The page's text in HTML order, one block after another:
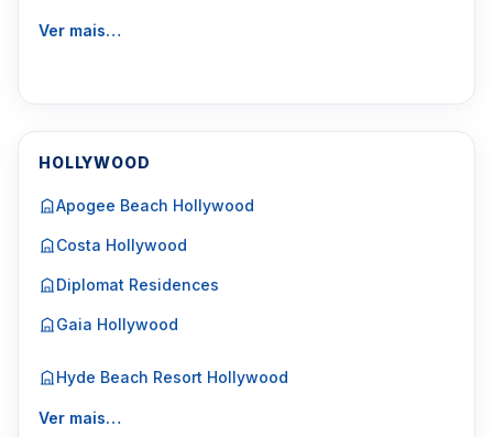
Ver mais…
HOLLYWOOD
Apogee Beach Hollywood
Costa Hollywood
Diplomat Residences
Gaia Hollywood
Hyde Beach Resort Hollywood
Ver mais…